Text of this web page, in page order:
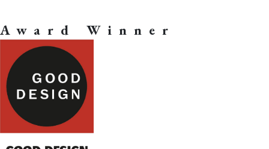
Award Winner